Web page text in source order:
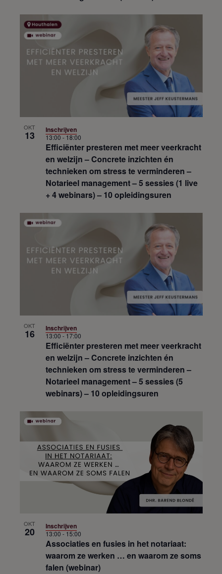
OKT
13
Efficiënter presteren met meer veerkracht
en welzijn – Concrete inzichten én
technieken om stress te verminderen –
Notarieel management – 5 sessies (1 live
+ 4 webinars) – 10 opleidingsuren
13:00-18:00
Inschrijven
OKT
16
Efficiënter presteren met meer veerkracht
en welzijn – Concrete inzichten én
technieken om stress te verminderen –
Notarieel management – 5 sessies (5
webinars) – 10 opleidingsuren
13:00-17:00
Inschrijven
OKT
20
Associaties en fusies in het notariaat:
waarom ze werken … en waarom ze soms
falen (webinar)
13:00-15:00
Inschrijven